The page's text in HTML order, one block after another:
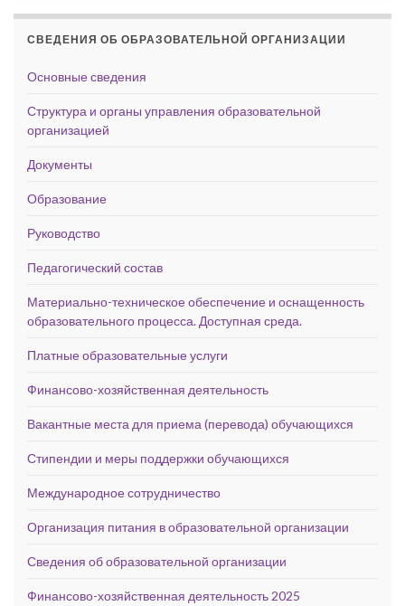
СВЕДЕНИЯ ОБ ОБРАЗОВАТЕЛЬНОЙ ОРГАНИЗАЦИИ
Основные сведения
Структура и органы управления образовательной
организацией
Документы
Образование
Руководство
Педагогический состав
Материально-техническое обеспечение и оснащенность
образовательного процесса. Доступная среда.
Платные образовательные услуги
Финансово-хозяйственная деятельность
Вакантные места для приема (перевода) обучающихся
Стипендии и меры поддержки обучающихся
Международное сотрудничество
Организация питания в образовательной организации
Сведения об образовательной организации
Финансово-хозяйственная деятельность 2025